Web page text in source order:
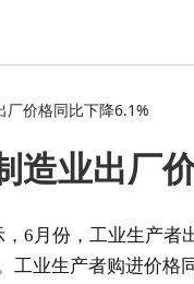
厂价格同比下降6.1%
造业出厂
6 月份， 工业生产者
工业生产者购进价格